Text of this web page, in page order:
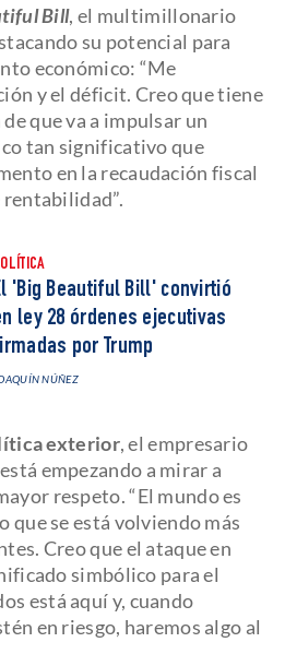
Bill, el multimillonario
su potencial para
económico: “Me
y el déficit. Creo que tiene
que va a impulsar un
tan significativo que
en la recaudación fiscal
'Big Beautiful Bill' convirtió
ley 28 órdenes ejecutivas
por Trump
NÚÑEZ
exterior, el empresario
empezando a mirar a
respeto. “El mundo es
que se está volviendo más
Creo que el ataque en
simbólico para el
está aquí y, cuando
en riesgo, haremos algo al